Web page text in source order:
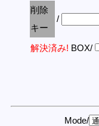
削除
キー
/
解決済み! BOX/
Mode/